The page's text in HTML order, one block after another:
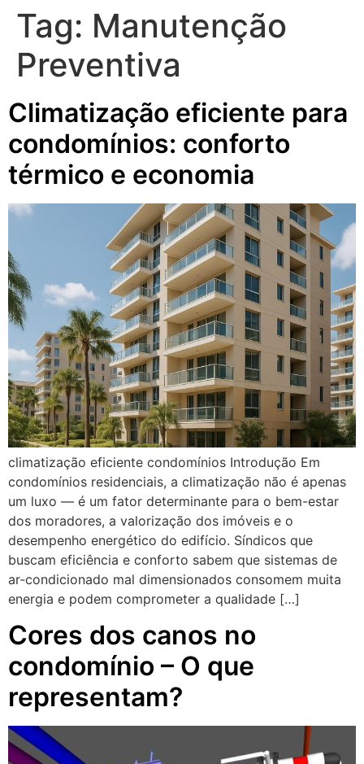
Tag: Manutenção
Preventiva
Climatização eficiente para
condomínios: conforto
térmico e economia
climatização eficiente condomínios Introdução Em
condomínios residenciais, a climatização não é apenas
um luxo — é um fator determinante para o bem-estar
dos moradores, a valorização dos imóveis e o
desempenho energético do edifício. Síndicos que
buscam eficiência e conforto sabem que sistemas de
ar‑condicionado mal dimensionados consomem muita
energia e podem comprometer a qualidade […]
Cores dos canos no
condomínio – O que
representam?